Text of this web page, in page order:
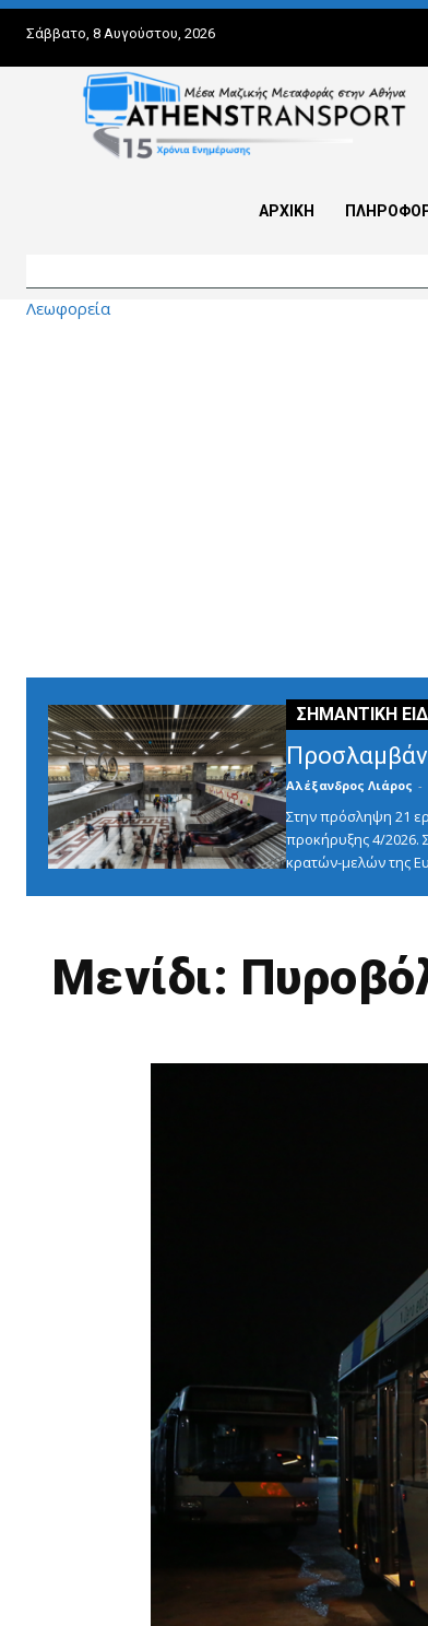
Σάββατο, 8 Αυγούστου, 2026
ΑΡΧΙΚΗ
Λεωφορεία
Αλέξανδρος Λιάρος -
Στην πρόσληψη 21
προκήρυξης 4/2026.
κρατών-μελών της
Μενίδι: